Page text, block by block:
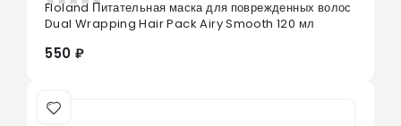
0из 5
Floland Питательная маска для поврежденных волос
Dual Wrapping Hair Pack Airy Smooth 120 мл
550 ₽